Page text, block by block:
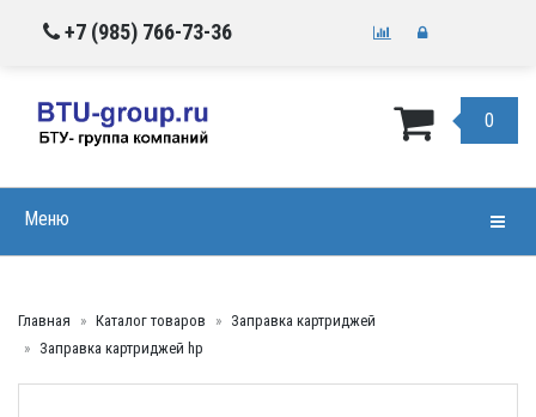
+7 (985) 766-73-36
0
Меню
Главная Каталог товаров
Заправка картриджей
Заправка картриджей hp